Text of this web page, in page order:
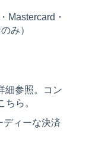
Mastercard・
み）
細参照。コン
ら。
ディーな決済